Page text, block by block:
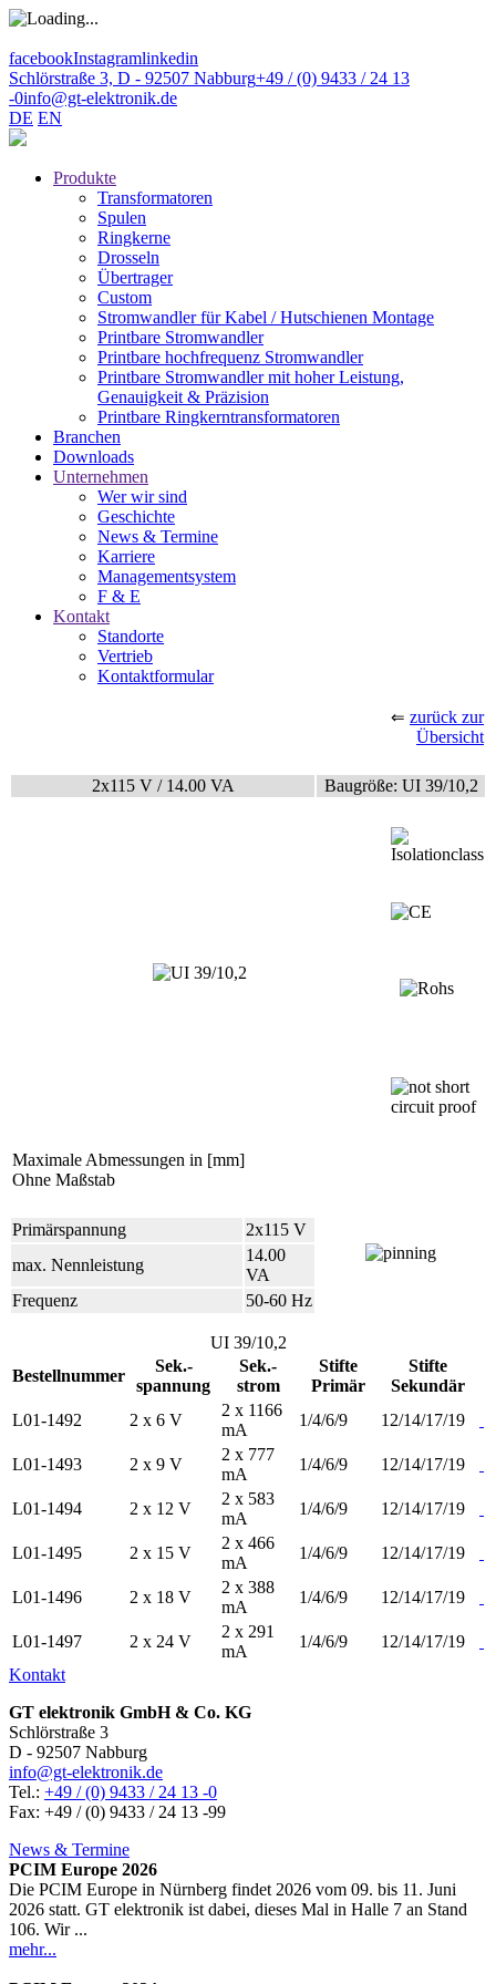
facebookInstagramlinkedin
Schlörstraße 3, D - 92507 Nabburg+49 / (0) 9433 / 24 13
-0info@gt-elektronik.de
DE EN
Produkte
Transformatoren
Spulen
Ringkerne
Drosseln
Übertrager
Custom
Stromwandler für Kabel / Hutschienen Montage
Printbare Stromwandler
Printbare hochfrequenz Stromwandler
Printbare Stromwandler mit hoher Leistung,
Genauigkeit & Präzision
Printbare Ringkerntransformatoren
Branchen
Downloads
Unternehmen
Wer wir sind
Geschichte
News & Termine
Karriere
Managementsystem
F & E
Kontakt
Standorte
Vertrieb
Kontaktformular
⇐ zurück zur
Übersicht
2x115 V / 14.00 VA Baugröße: UI 39/10,2
Maximale Abmessungen in [mm]
Ohne Maßstab
Primärspannung
2x115 V
max. Nennleistung
14.00
VA
Frequenz
50-60 Hz
UI 39/10,2
Bestellnummer
Sek.-
spannung
Sek.-
strom
Stifte
Primär
Stifte
Sekundär
L01-1492
2 x 6 V
2 x 1166
mA
1/4/6/9 12/14/17/19
L01-1493 2 x 9 V
2 x 777
mA
1/4/6/9 12/14/17/19
L01-1494 2 x 12 V
2 x 583
mA
1/4/6/9 12/14/17/19
L01-1495 2 x 15 V
2 x 466
mA
1/4/6/9 12/14/17/19
L01-1496 2 x 18 V
2 x 388
mA
1/4/6/9 12/14/17/19
L01-1497 2 x 24 V
2 x 291
mA
1/4/6/9
12/14/17/19
Kontakt
GT elektronik GmbH & Co. KG
Schlörstraße 3
D - 92507 Nabburg
info@gt-elektronik.de
Tel.: +49 / (0) 9433 / 24 13 -0
Fax: +49 / (0) 9433 / 24 13 -99
News & Termine
PCIM Europe 2026
Die PCIM Europe in Nürnberg findet 2026 vom 09. bis 11. Juni
2026 statt. GT elektronik ist dabei, dieses Mal in Halle 7 an Stand
106. Wir ...
mehr...